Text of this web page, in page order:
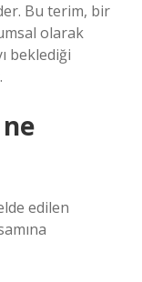
Bu terim, bir
olarak
beklediği
edilen